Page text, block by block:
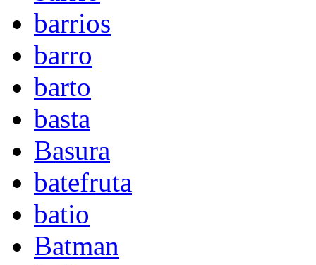
barrios
barro
barto
basta
Basura
batefruta
batio
Batman